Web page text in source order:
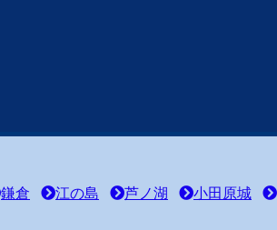
鎌倉 江の島 芦ノ湖 小田原城